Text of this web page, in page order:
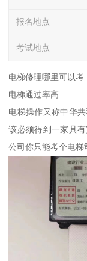
报名地点
考试地点
电梯修理哪里可以考
电梯通过率高
电梯操作又称中华
该必须得到一家具
公司你只能考个电梯